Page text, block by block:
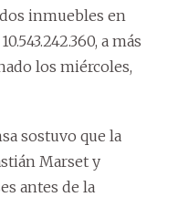
inmuebles en
a más
los miércoles,
sostuvo que la
Marset y
antes de la